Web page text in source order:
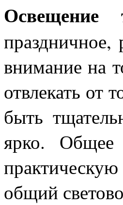
Освещение
праздничное,
внимание на
отвлекать от
быть
ярко. Общее
общий